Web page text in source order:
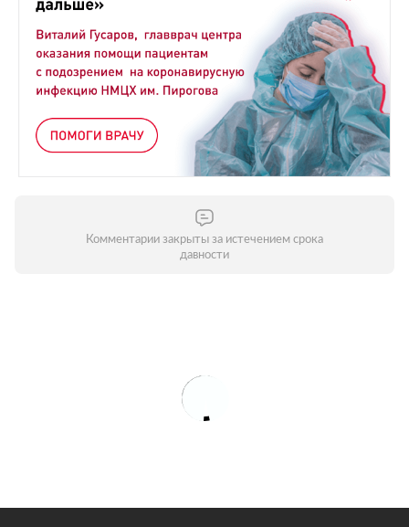
Комментарии закрыты за истечением срока
давности